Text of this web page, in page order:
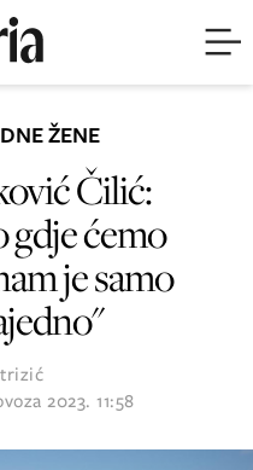
ŽENE
Čilić:
gdje ćemo
je samo
2023. 11:58